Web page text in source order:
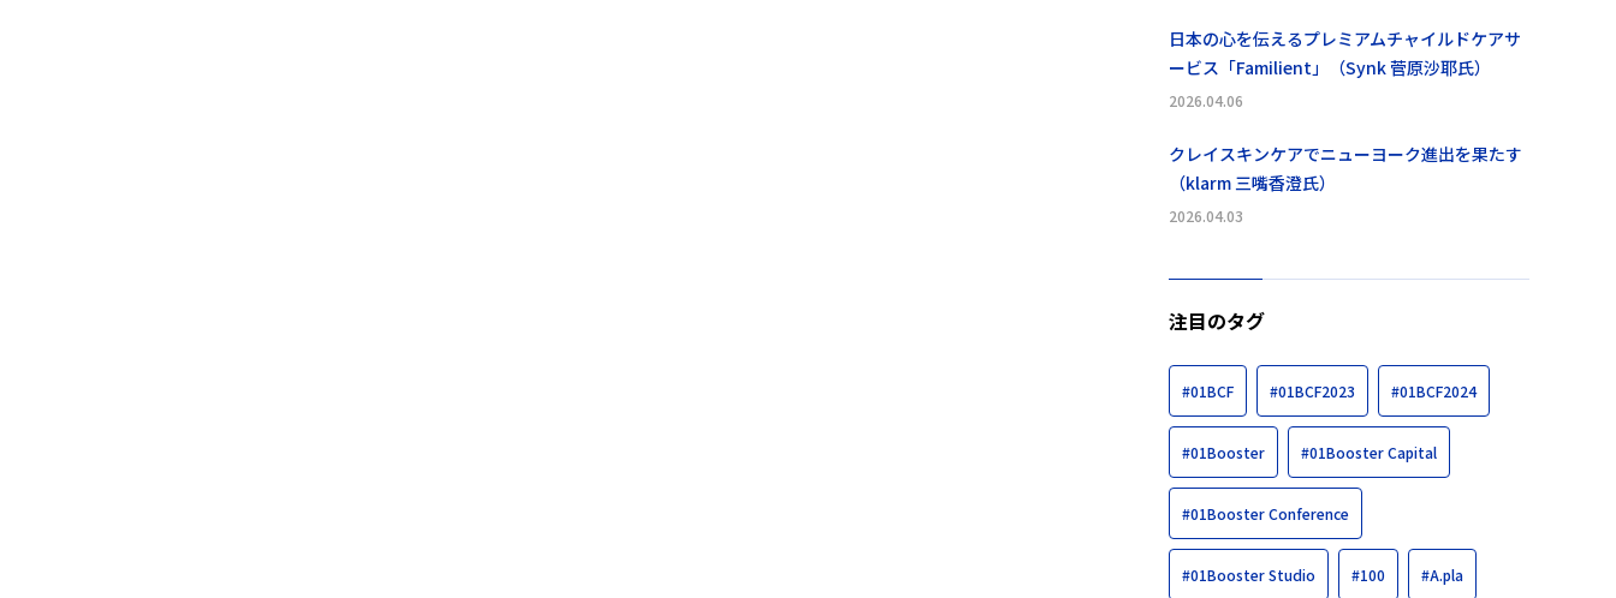
日本の心を伝えるプレミアムチャイルドケアサ
ービス「Familient」（Synk 菅原沙耶氏）
2026.04.06
クレイスキンケアでニューヨーク進出を果たす
（klarm 三嘴香澄氏）
2026.04.03
注目のタグ
#01BCF #01BCF2023 #01BCF2024
#01Booster #01Booster Capital
#01Booster Conference
#01Booster Studio #100 #A.pla